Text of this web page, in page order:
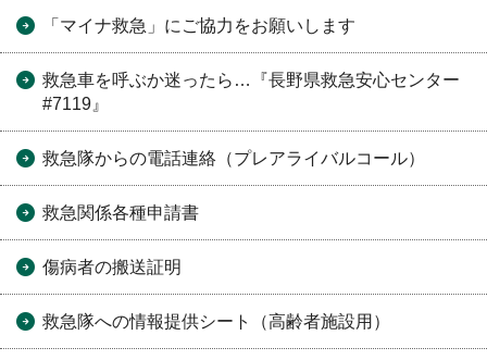
「マイナ救急」にご協力をお願いします
救急車を呼ぶか迷ったら…『長野県救急安心センター
#7119』
救急隊からの電話連絡（プレアライバルコール）
救急関係各種申請書
傷病者の搬送証明
救急隊への情報提供シート（高齢者施設用）